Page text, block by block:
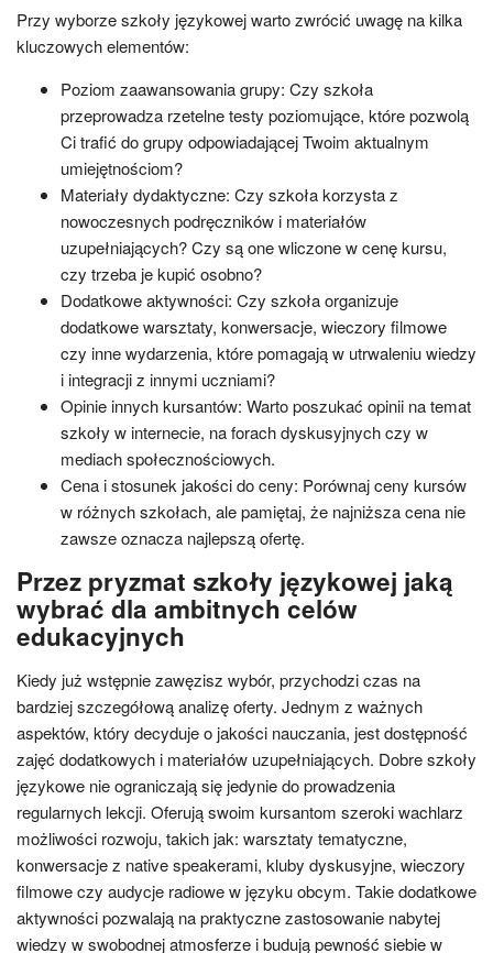
Przy wyborze szkoły językowej warto zwrócić uwagę na kilka
kluczowych elementów:
Poziom zaawansowania grupy: Czy szkoła
przeprowadza rzetelne testy poziomujące, które pozwolą
Ci trafić do grupy odpowiadającej Twoim aktualnym
umiejętnościom?
Materiały dydaktyczne: Czy szkoła korzysta z
nowoczesnych podręczników i materiałów
uzupełniających? Czy są one wliczone w cenę kursu,
czy trzeba je kupić osobno?
Dodatkowe aktywności: Czy szkoła organizuje
dodatkowe warsztaty, konwersacje, wieczory filmowe
czy inne wydarzenia, które pomagają w utrwaleniu wiedzy
i integracji z innymi uczniami?
Opinie innych kursantów: Warto poszukać opinii na temat
szkoły w internecie, na forach dyskusyjnych czy w
mediach społecznościowych.
Cena i stosunek jakości do ceny: Porównaj ceny kursów
w różnych szkołach, ale pamiętaj, że najniższa cena nie
zawsze oznacza najlepszą ofertę.
Przez pryzmat szkoły językowej jaką
wybrać dla ambitnych celów
edukacyjnych
Kiedy już wstępnie zawęzisz wybór, przychodzi czas na
bardziej szczegółową analizę oferty. Jednym z ważnych
aspektów, który decyduje o jakości nauczania, jest dostępność
zajęć dodatkowych i materiałów uzupełniających. Dobre szkoły
językowe nie ograniczają się jedynie do prowadzenia
regularnych lekcji. Oferują swoim kursantom szeroki wachlarz
możliwości rozwoju, takich jak: warsztaty tematyczne,
konwersacje z native speakerami, kluby dyskusyjne, wieczory
filmowe czy audycje radiowe w języku obcym. Takie dodatkowe
aktywności pozwalają na praktyczne zastosowanie nabytej
wiedzy w swobodnej atmosferze i budują pewność siebie w